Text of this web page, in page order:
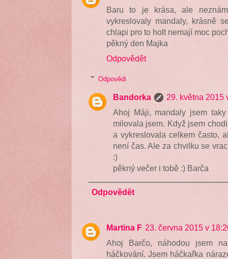
Baru to je krása, ale
vykreslovaly mandaly, krásně
chlapi pro to holt nemají moc
pěkný den Majka
Odpovědět
Odpovědi
Bandorka
29. května 2015
Ahoj Máji, mandaly jsem
milovala jsem. Když jsem
a vykreslovala celkem často,
není čas. Ale za chvilku se
:)
pěkný večer i tobě :) Barča
Odpovědět
Martina F 23. června 2015 v
Ahoj Barčo, náhodou jsem
háčkování. Jsem háčkařka